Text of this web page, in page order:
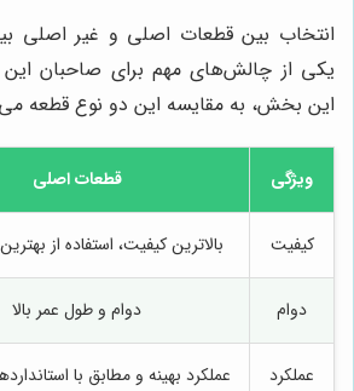
انتخاب بین قطعات اصلی و غیر اصلی
یکی از چالش‌های مهم برای صاحبان
این بخش، به مقایسه این دو نوع قطعه
ویژگی قطعات اصلی
کیفیت بالاترین کیفیت، استفاده از
دوام دوام و طول عمر بالا
عملکرد عملکرد بهینه و مطابق با